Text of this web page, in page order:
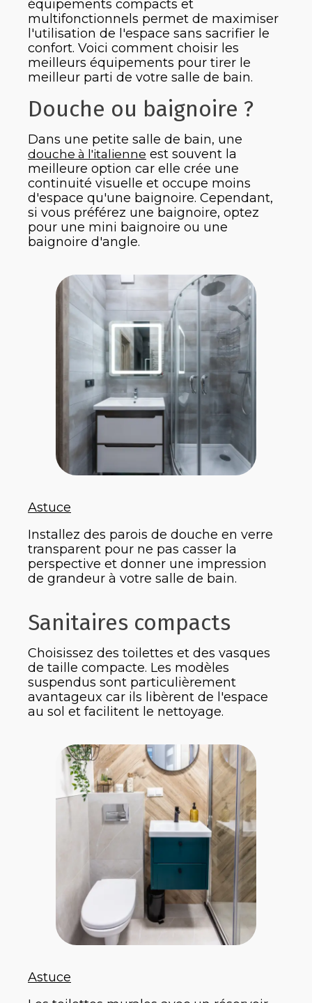
équipements compacts et
multifonctionnels permet de maximiser
l'utilisation de l'espace sans sacrifier le
confort. Voici comment choisir les
meilleurs équipements pour tirer le
meilleur parti de votre salle de bain.
Douche ou baignoire ?
Dans une petite salle de bain, une
douche à l'italienne est souvent la
meilleure option car elle crée une
continuité visuelle et occupe moins
d'espace qu'une baignoire. Cependant,
si vous préférez une baignoire, optez
pour une mini baignoire ou une
baignoire d'angle.
Astuce
Installez des parois de douche en verre
transparent pour ne pas casser la
perspective et donner une impression
de grandeur à votre salle de bain.
Sanitaires compacts
Choisissez des toilettes et des vasques
de taille compacte. Les modèles
suspendus sont particulièrement
avantageux car ils libèrent de l'espace
au sol et facilitent le nettoyage.
Astuce